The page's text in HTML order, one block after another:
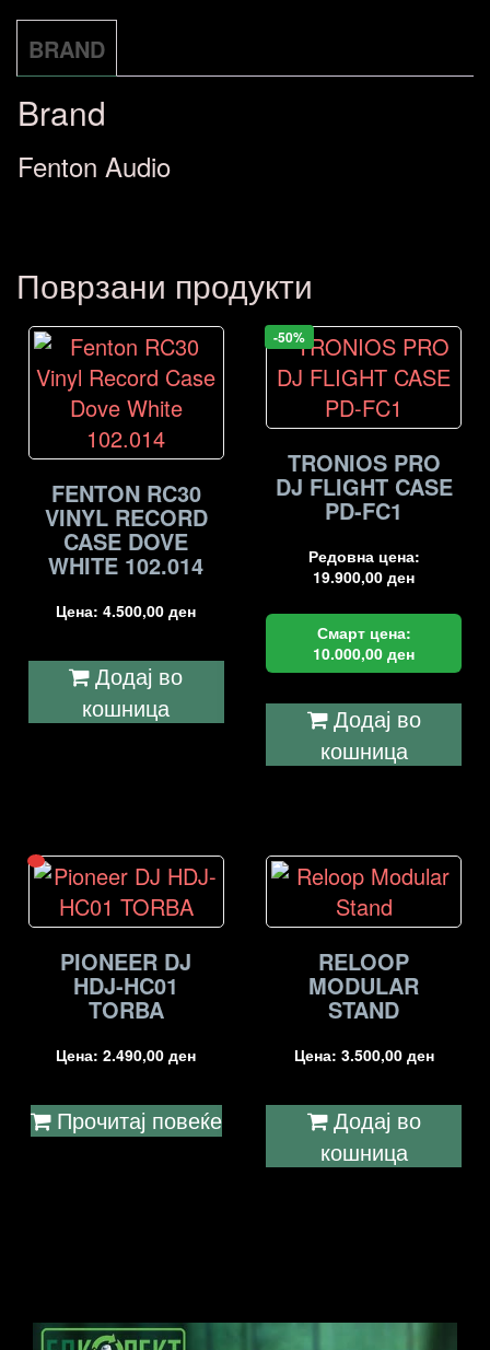
171.826
количина
BRAND
Brand
Fenton Audio
Поврзани продукти
FENTON RC30
VINYL RECORD
CASE DOVE
WHITE 102.014
Цена:4.500,00ден
Додај во
кошница
-50%
TRONIOS PRO
DJ FLIGHT CASE
PD-FC1
Редовна цена:
19.900,00ден
Смарт цена:
10.000,00ден
Додај во
кошница
PIONEER DJ
HDJ-HC01
TORBA
Цена:2.490,00ден
Прочитај повеќе
RELOOP
MODULAR
STAND
Цена: 3.500,00 ден
Додај во
кошница